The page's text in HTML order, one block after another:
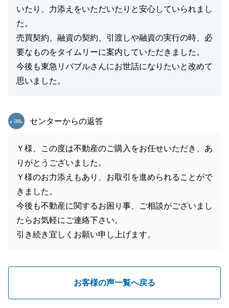
いたり、力添えをいただいたりと安心していられまし
た。
売買契約、融資の契約、引渡しや融資の実行の時、必
要なものをタイムリーに案内していただきました。
今後も東急リバブルさんにお世話になりたいと改めて
思いました。
東急リバブル
センターからの返答
Ｙ様、この度は不動産のご購入をお任せいただき、あ
りがとうございました。
Ｙ様のお力添えもあり、お取引を進められることがで
きました。
今後も不動産に関するお困り事、ご相談がございまし
たらお気軽にご連絡下さい。
引き続き宜しくお願い申し上げます。
お客様の声一覧へ戻る